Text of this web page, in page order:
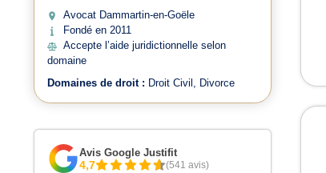
Avocat Dammartin-en-Goële
Fondé en 2011
Accepte l’aide juridictionnelle selon
domaine
Domaines de droit : Droit Civil Divorce
Avis Google Justifit
4,7 (541 avis)